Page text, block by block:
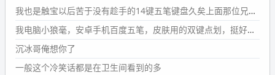
#PubWord要不我每年汇总整理一次？？碎雨集_沉冰浮水_
第1页https://www.wdssmq.com/tag/%E7%A2%8E%E9%9
B%A8%E9%9B%86/
wdssmq
2024-09-23 20:58:40
我也是触宝以后苦于没有趁手的14键五笔键盘久矣上面那位兄台用的百度双键点划布局我也用过很久，那个皮肤做得很粗糙，个别键位的触发区域是错位的，快速打字时很容易出错，修改它的皮肤文件校正后勉强能用，但早年出的皮肤分辨率太低，实在谈不上美观。百度小米定制版的商店里有一个"小黑板"皮肤还不错(百度官方输入法商店里没有)，但那个风格我不喜欢这两天找到了一个叫"森林集"的公众号，开发了海量的皮肤，很多都有14键版本，付费但很便宜，几块钱，终于有自己满意的输入法了搜了一下，这个工作室还是百度的官方合作伙伴，不知道为什么14键作品都不在官方商店上架，难道是百度官方在刻意放弃14键？
我电脑小狼毫，安卓手机百度五笔，皮肤用的双键点划，挺好的。
沉冰哥俺想你了
一般这个冷笑话都是在卫生间看到的多